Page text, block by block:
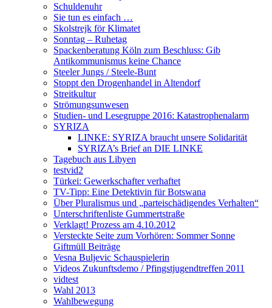
Schuldenuhr
Sie tun es einfach …
Skolstrejk för Klimatet
Sonntag – Ruhetag
Spackenberatung Köln zum Beschluss: Gib
Antikommunismus keine Chance
Steeler Jungs / Steele-Bunt
Stoppt den Drogenhandel in Altendorf
Streitkultur
Strömungsunwesen
Studien- und Lesegruppe 2016: Katastrophenalarm
SYRIZA
LINKE: SYRIZA braucht unsere Solidarität
SYRIZA’s Brief an DIE LINKE
Tagebuch aus Libyen
testvid2
Türkei: Gewerkschafter verhaftet
TV-Tipp: Eine Detektivin für Botswana
Über Pluralismus und „parteischädigendes Verhalten“
Unterschriftenliste Gummertstraße
Verklagt! Prozess am 4.10.2012
Versteckte Seite zum Vorhören: Sommer Sonne
Giftmüll Beiträge
Vesna Buljevic Schauspielerin
Videos Zukunftsdemo / Pfingstjugendtreffen 2011
vidtest
Wahl 2013
Wahlbewegung